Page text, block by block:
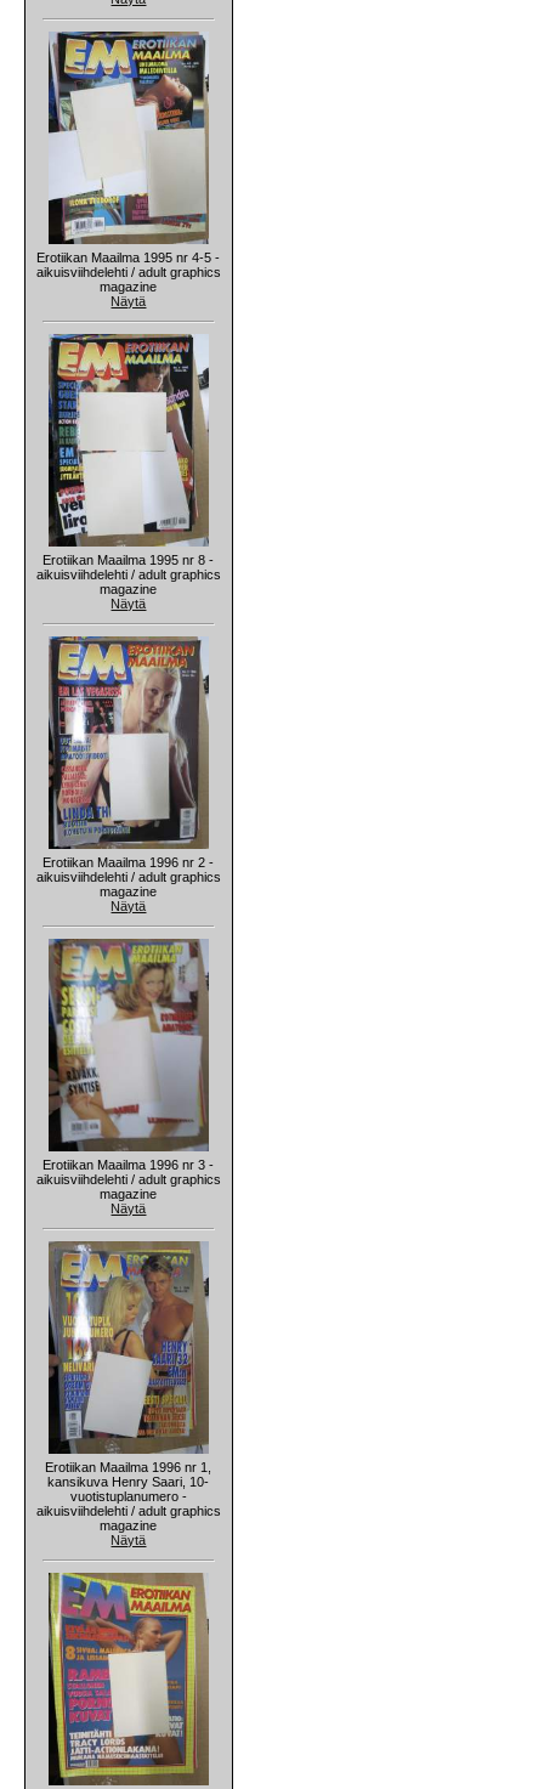
Erotiikan Maailma 1995 nr 4-5 -
aikuisviihdelehti / adult graphics
magazine
Näytä
Erotiikan Maailma 1995 nr 8 -
aikuisviihdelehti / adult graphics
magazine
Näytä
Erotiikan Maailma 1996 nr 2 -
aikuisviihdelehti / adult graphics
magazine
Näytä
Erotiikan Maailma 1996 nr 3 -
aikuisviihdelehti / adult graphics
magazine
Näytä
Erotiikan Maailma 1996 nr 1,
kansikuva Henry Saari, 10-
vuotistuplanumero -
aikuisviihdelehti / adult graphics
magazine
Näytä